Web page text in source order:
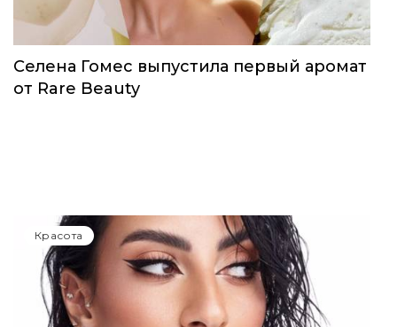
Селена Гомес выпустила первый аромат
от Rare Beauty
Красота